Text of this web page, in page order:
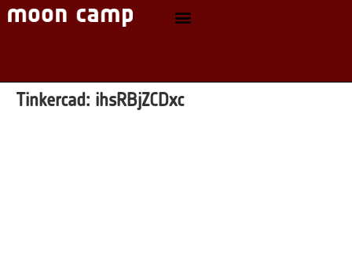
Tinkercad: ihsRBjZCDxc